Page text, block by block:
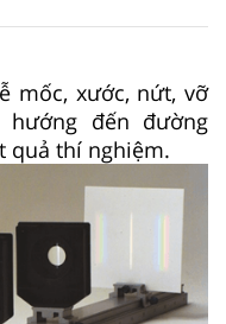
mốc, xước, nứt, vỡ
đến đường
quả thí nghiệm.